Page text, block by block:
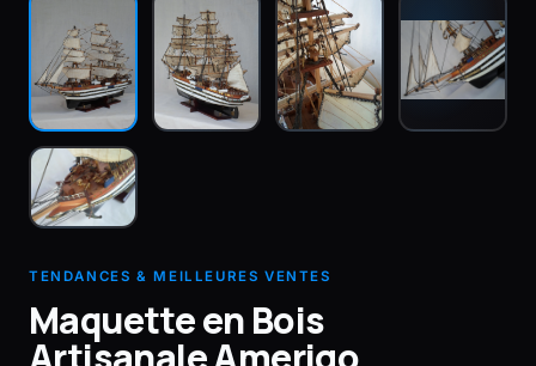
EN FR
TENDANCES & MEILLEURES VENTES
Maquette en Bois